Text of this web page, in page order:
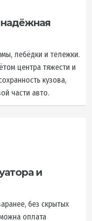
надёжная
лебёдки и тележки.
центра тяжести и
кузова,
части авто.
и
без скрытых
оплата